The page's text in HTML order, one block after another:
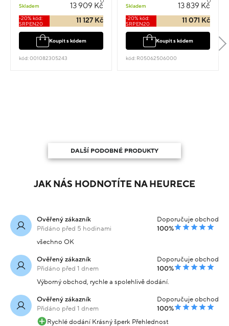
Skladem 13 909 Kč
-20% kód:
SRPEN20
11 127 Kč
Koupit s kódem
kód: 001082305243
Skladem 13 839 Kč
-20% kód:
SRPEN20
11 071 Kč
Koupit s kódem
kód: R05062506000
DALŠÍ PODOBNÉ PRODUKTY
JAK NÁS HODNOTÍTE NA HEURECE
Ověřený zákazník
Přidáno před 5 hodinami
Doporučuje obchod
100%
všechno OK
Ověřený zákazník
Přidáno před 1 dnem
Doporučuje obchod
100%
Výborný obchod, rychle a spolehlivě dodání.
Ověřený zákazník
Přidáno před 1 dnem
Doporučuje obchod
100%
Rychlé dodání Krásný šperk Přehlednost